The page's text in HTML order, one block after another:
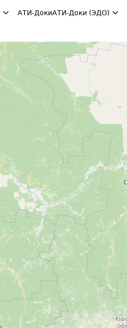
АТИ-ДокиАТИ-Доки (ЭДО)